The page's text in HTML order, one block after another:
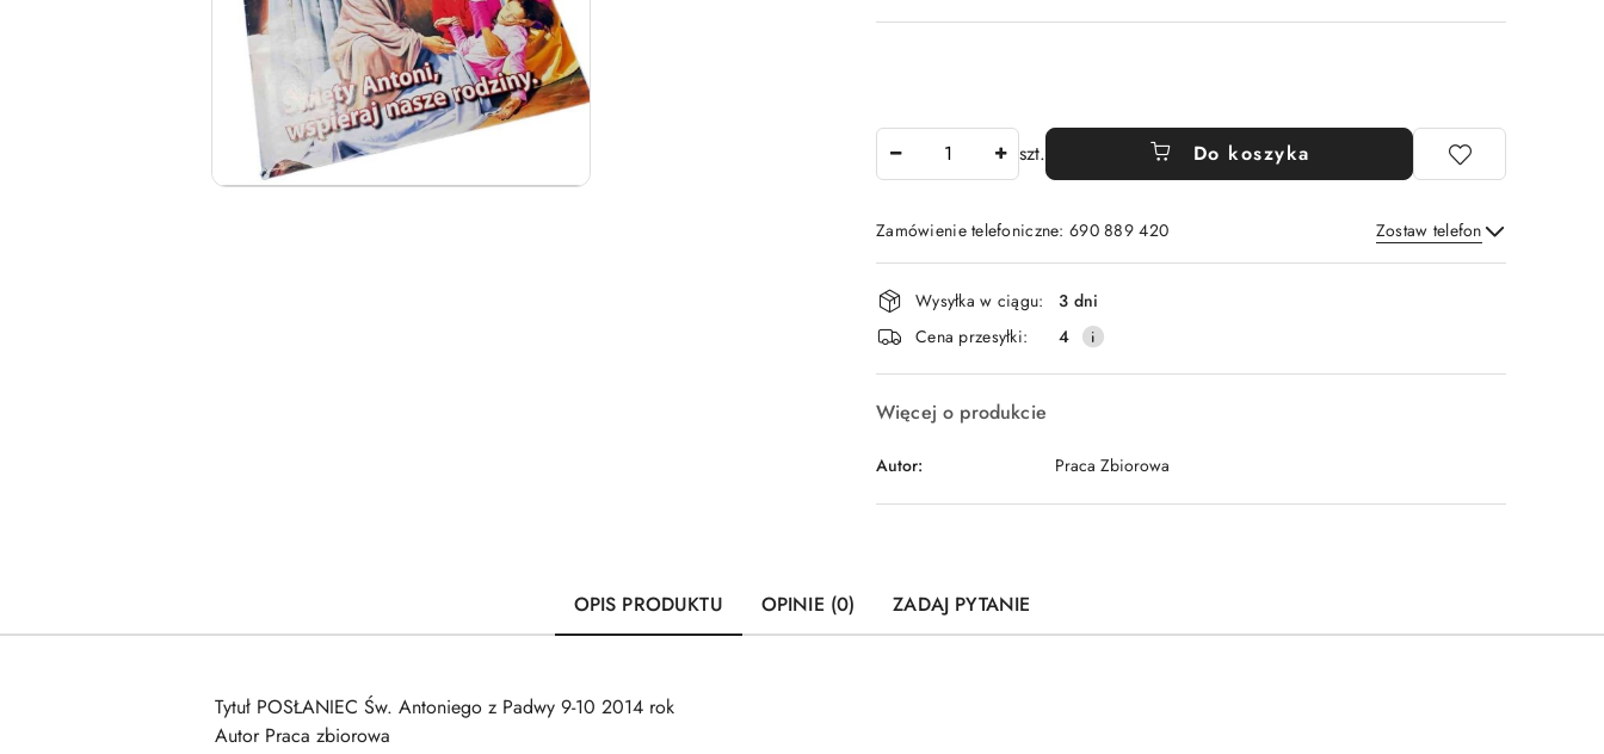
szt. Do koszyka
Zamówienie telefoniczne: 690 889 420 Zostaw telefon
Wyślij
Dostępność
i
dostawa
Wysyłka w ciągu:
3 dni
Cena przesyłki:
4
Więcej o produkcie
Autor: Praca Zbiorowa
OPIS PRODUKTU OPINIE (0) ZADAJ PYTANIE
Tytuł POSŁANIEC Św. Antoniego z Padwy 9-10 2014 rok
Autor Praca zbiorowa